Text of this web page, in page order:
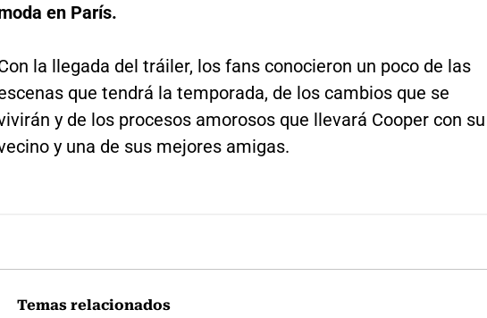
en París.
la llegada del tráiler, los fans conocieron un poco de las
que tendrá la temporada, de los cambios que se
y de los procesos amorosos que llevará Cooper con su
y una de sus mejores amigas.
Temas relacionados